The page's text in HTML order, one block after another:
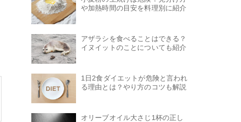
や加熱時間の目安を料理別に紹介
アザラシを食べることはできる？
イヌイットのことについても紹介
1日2食ダイエットが危険と言われ
る理由とは？やり方のコツも解説
オリーブオイル大さじ1杯の正し